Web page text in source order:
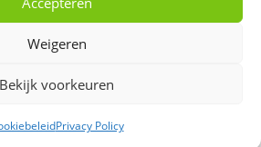
Weigeren
Bekijk voorkeuren
Privacy Policy
2026 - 't Klavertje Vier